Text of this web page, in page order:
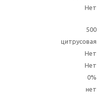
Нет
500
цитрусовая
Нет
Нет
0%
нет